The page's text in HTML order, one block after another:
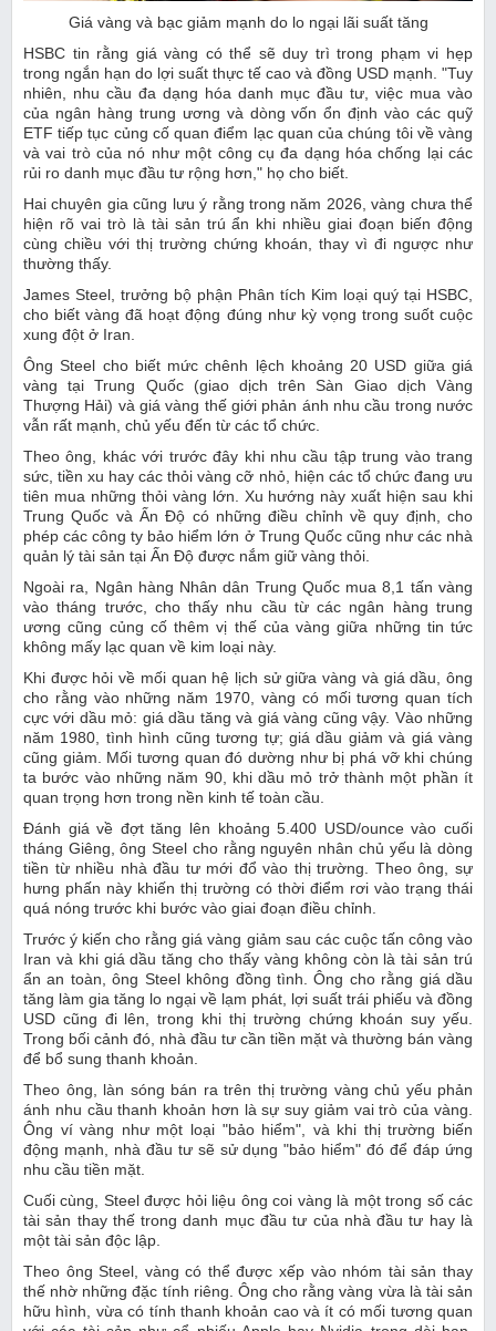
Giá vàng và bạc giảm mạnh do lo ngại lãi suất tăng
HSBC tin rằng giá vàng có thể sẽ duy trì trong phạm vi hẹp
trong ngắn hạn do lợi suất thực tế cao và đồng USD mạnh. "Tuy
nhiên, nhu cầu đa dạng hóa danh mục đầu tư, việc mua vào
của ngân hàng trung ương và dòng vốn ổn định vào các quỹ
ETF tiếp tục củng cố quan điểm lạc quan của chúng tôi về vàng
và vai trò của nó như một công cụ đa dạng hóa chống lại các
rủi ro danh mục đầu tư rộng hơn," họ cho biết.
Hai chuyên gia cũng lưu ý rằng trong năm 2026, vàng chưa thể
hiện rõ vai trò là tài sản trú ẩn khi nhiều giai đoạn biến động
cùng chiều với thị trường chứng khoán, thay vì đi ngược như
thường thấy.
James Steel, trưởng bộ phận Phân tích Kim loại quý tại HSBC,
cho biết vàng đã hoạt động đúng như kỳ vọng trong suốt cuộc
xung đột ở Iran.
Ông Steel cho biết mức chênh lệch khoảng 20 USD giữa giá
vàng tại Trung Quốc (giao dịch trên Sàn Giao dịch Vàng
Thượng Hải) và giá vàng thế giới phản ánh nhu cầu trong nước
vẫn rất mạnh, chủ yếu đến từ các tổ chức.
Theo ông, khác với trước đây khi nhu cầu tập trung vào trang
sức, tiền xu hay các thỏi vàng cỡ nhỏ, hiện các tổ chức đang ưu
tiên mua những thỏi vàng lớn. Xu hướng này xuất hiện sau khi
Trung Quốc và Ấn Độ có những điều chỉnh về quy định, cho
phép các công ty bảo hiểm lớn ở Trung Quốc cũng như các nhà
quản lý tài sản tại Ấn Độ được nắm giữ vàng thỏi.
Ngoài ra, Ngân hàng Nhân dân Trung Quốc mua 8,1 tấn vàng
vào tháng trước, cho thấy nhu cầu từ các ngân hàng trung
ương cũng củng cố thêm vị thế của vàng giữa những tin tức
không mấy lạc quan về kim loại này.
Khi được hỏi về mối quan hệ lịch sử giữa vàng và giá dầu, ông
cho rằng vào những năm 1970, vàng có mối tương quan tích
cực với dầu mỏ: giá dầu tăng và giá vàng cũng vậy. Vào những
năm 1980, tình hình cũng tương tự; giá dầu giảm và giá vàng
cũng giảm. Mối tương quan đó dường như bị phá vỡ khi chúng
ta bước vào những năm 90, khi dầu mỏ trở thành một phần ít
quan trọng hơn trong nền kinh tế toàn cầu.
Đánh giá về đợt tăng lên khoảng 5.400 USD/ounce vào cuối
tháng Giêng, ông Steel cho rằng nguyên nhân chủ yếu là dòng
tiền từ nhiều nhà đầu tư mới đổ vào thị trường. Theo ông, sự
hưng phấn này khiến thị trường có thời điểm rơi vào trạng thái
quá nóng trước khi bước vào giai đoạn điều chỉnh.
Trước ý kiến cho rằng giá vàng giảm sau các cuộc tấn công vào
Iran và khi giá dầu tăng cho thấy vàng không còn là tài sản trú
ẩn an toàn, ông Steel không đồng tình. Ông cho rằng giá dầu
tăng làm gia tăng lo ngại về lạm phát, lợi suất trái phiếu và đồng
USD cũng đi lên, trong khi thị trường chứng khoán suy yếu.
Trong bối cảnh đó, nhà đầu tư cần tiền mặt và thường bán vàng
để bổ sung thanh khoản.
Theo ông, làn sóng bán ra trên thị trường vàng chủ yếu phản
ánh nhu cầu thanh khoản hơn là sự suy giảm vai trò của vàng.
Ông ví vàng như một loại "bảo hiểm", và khi thị trường biến
động mạnh, nhà đầu tư sẽ sử dụng "bảo hiểm" đó để đáp ứng
nhu cầu tiền mặt.
Cuối cùng, Steel được hỏi liệu ông coi vàng là một trong số các
tài sản thay thế trong danh mục đầu tư của nhà đầu tư hay là
một tài sản độc lập.
Theo ông Steel, vàng có thể được xếp vào nhóm tài sản thay
thế nhờ những đặc tính riêng. Ông cho rằng vàng vừa là tài sản
hữu hình, vừa có tính thanh khoản cao và ít có mối tương quan